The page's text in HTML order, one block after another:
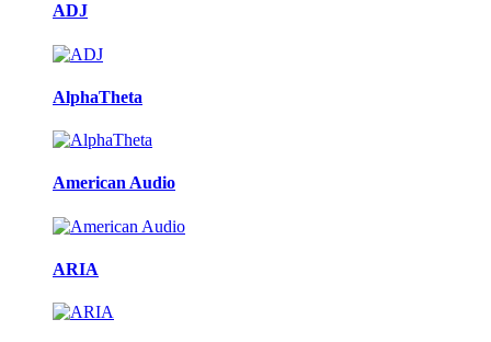
ADJ
AlphaTheta
American Audio
ARIA